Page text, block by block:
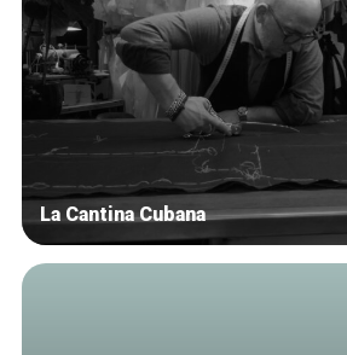
La Cantina Cubana